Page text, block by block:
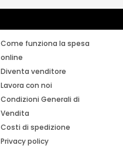
Come funziona la spesa
online
Diventa venditore
Lavora con noi
Condizioni Generali di
Vendita
Costi di spedizione
Privacy policy